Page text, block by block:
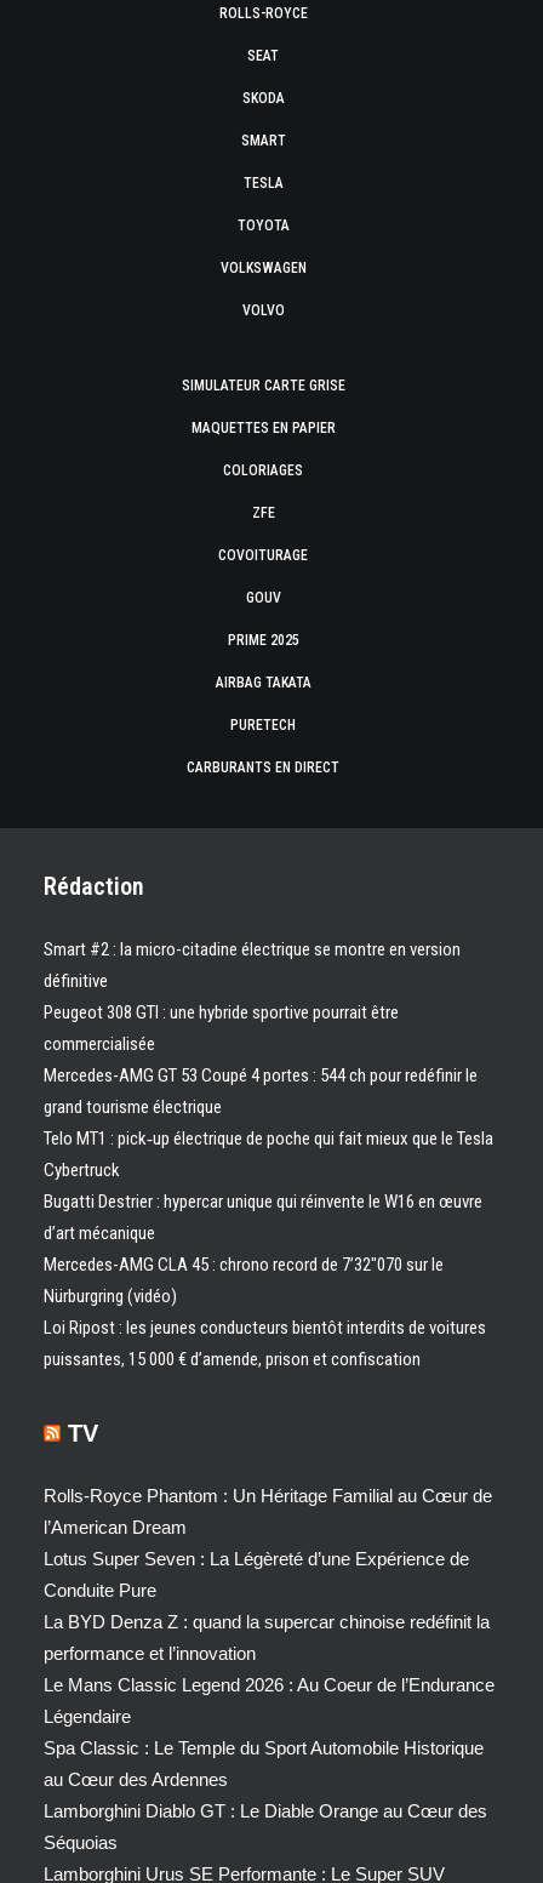
ROLLS-ROYCE
SEAT
SKODA
SMART
TESLA
TOYOTA
VOLKSWAGEN
VOLVO
SIMULATEUR CARTE GRISE
MAQUETTES EN PAPIER
COLORIAGES
ZFE
COVOITURAGE
GOUV
PRIME 2025
AIRBAG TAKATA
PURETECH
CARBURANTS EN DIRECT
Rédaction
Smart #2 : la micro-citadine électrique se montre en version
définitive
Peugeot 308 GTI : une hybride sportive pourrait être
commercialisée
Mercedes-AMG GT 53 Coupé 4 portes : 544 ch pour redéfinir le
grand tourisme électrique
Telo MT1 : pick‑up électrique de poche qui fait mieux que le Tesla
Cybertruck
Bugatti Destrier : hypercar unique qui réinvente le W16 en œuvre
d’art mécanique
Mercedes-AMG CLA 45 : chrono record de 7’32″070 sur le
Nürburgring (vidéo)
Loi Ripost : les jeunes conducteurs bientôt interdits de voitures
puissantes, 15 000 € d’amende, prison et confiscation
TV
Rolls-Royce Phantom : Un Héritage Familial au Cœur de
l’American Dream
Lotus Super Seven : La Légèreté d’une Expérience de
Conduite Pure
La BYD Denza Z : quand la supercar chinoise redéfinit la
performance et l’innovation
Le Mans Classic Legend 2026 : Au Coeur de l’Endurance
Légendaire
Spa Classic : Le Temple du Sport Automobile Historique
au Cœur des Ardennes
Lamborghini Diablo GT : Le Diable Orange au Cœur des
Séquoias
Lamborghini Urus SE Performante : Le Super SUV